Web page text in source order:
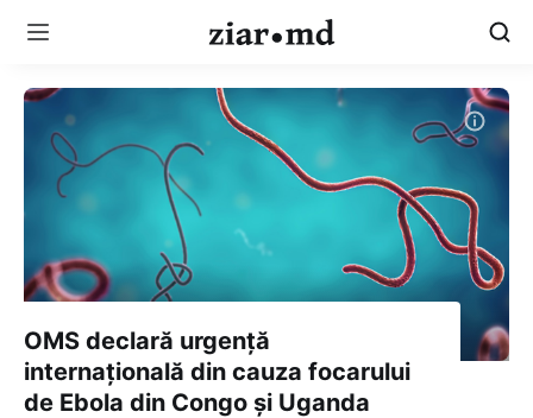
OMS declară urgență
internațională din cauza focarului
de Ebola din Congo și Uganda